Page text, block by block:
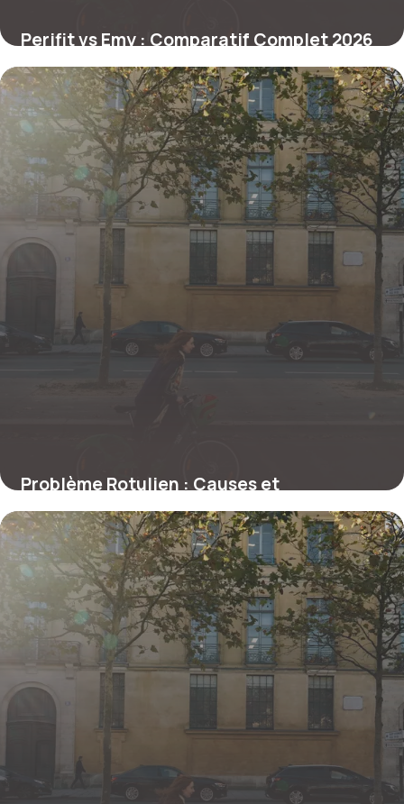
Perifit vs Emy : Comparatif Complet 2026
26 juin 2026
Problème Rotulien : Causes et
Traitements 2026
25 juin 2026